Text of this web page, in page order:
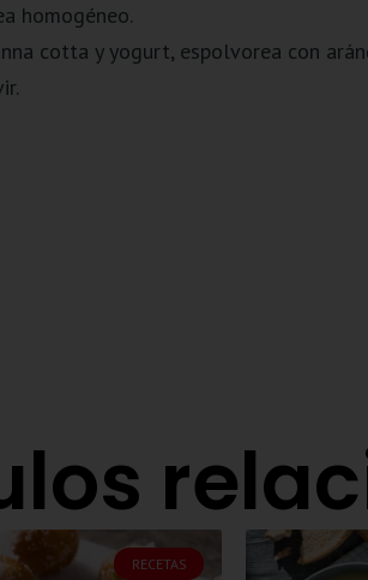
homogéneo.
cotta y yogurt, espolvorea con
RECETAS